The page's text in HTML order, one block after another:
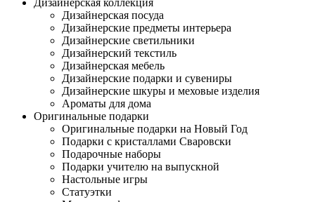
Дизайнерская коллекция
Дизайнерская посуда
Дизайнерские предметы интерьера
Дизайнерские светильники
Дизайнерский текстиль
Дизайнерская мебель
Дизайнерские подарки и сувениры
Дизайнерские шкуры и меховые изделия
Ароматы для дома
Оригинальные подарки
Оригинальные подарки на Новый Год
Подарки с кристаллами Сваровски
Подарочные наборы
Подарки учителю на выпускной
Настольные игры
Статуэтки